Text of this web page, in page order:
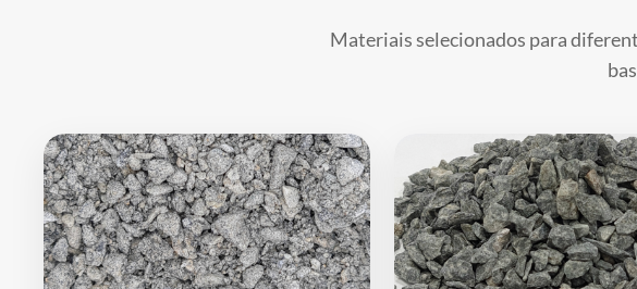
Materiais selecionados para